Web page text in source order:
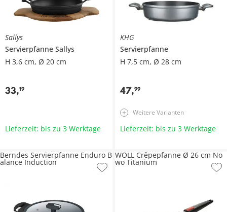
Sallys
Servierpfanne Sallys
H 3,6 cm, Ø 20 cm
33,19
Lieferzeit: bis zu 3 Werktage
KHG
Servierpfanne
H 7,5 cm, Ø 28 cm
47,99
Weitere Varianten
Lieferzeit: bis zu 3 Werktage
Berndes Servierpfanne Enduro B
alance Induction
WOLL Crêpepfanne Ø 26 cm No
wo Titanium